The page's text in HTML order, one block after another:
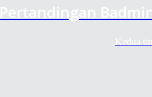
Pertandingan
Kedua